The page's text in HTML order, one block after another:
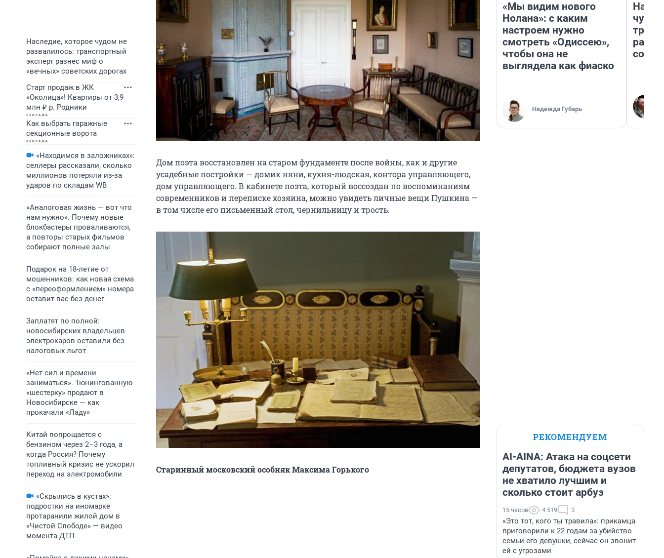
Наследие, которое чудом не
развалилось: транспортный
эксперт разнес миф о
«вечных» советских дорогах
Старт продаж в ЖК
«Околица»! Квартиры от 3,9
млн ₽ р. Родники
Как выбрать гаражные
секционные ворота
«Находимся в заложниках»:
селлеры рассказали, сколько
миллионов потеряли из-за
ударов по складам WB
«Аналоговая жизнь — вот что
нам нужно». Почему новые
блокбастеры проваливаются,
а повторы старых фильмов
собирают полные залы
Подарок на 18-летие от
мошенников: как новая схема
с «переоформлением» номера
оставит вас без денег
Заплатят по полной:
новосибирских владельцев
электрокаров оставили без
налоговых льгот
«Нет сил и времени
заниматься». Тюнингованную
«шестерку» продают в
Новосибирске — как
прокачали «Ладу»
Китай попрощается с
бензином через 2–3 года, а
когда Россия? Почему
топливный кризис не ускорил
переход на электромобили
«Скрылись в кустах»:
подростки на иномарке
протаранили жилой дом в
«Чистой Слободе» — видео
момента ДТП
Дом поэта восстановлен на старом фундаменте после войны, как и другие
усадебные постройки — домик няни, кухня-людская, контора управляющего,
дом управляющего. В кабинете поэта, который воссоздан по воспоминаниям
современников и переписке хозяина, можно увидеть личные вещи Пушкина —
в том числе его письменный стол, чернильницу и трость.
Старинный московский особняк Максима Горького
«Мы видим нового
Нолана»: с каким
настроем нужно
смотреть «Одиссею»,
чтобы она не
выглядела как фиаско
Надежда Губарь
РЕКОМЕНДУЕМ
AI-AINA: Атака на соцсети
депутатов, бюджета вузов
не хватило лучшим и
сколько стоит арбуз
15 часов 4 519 3
«Это тот, кого ты травила»: прикамца
приговорили к 22 годам за убийство
семьи его девушки, сейчас он звонит
ей с угрозами